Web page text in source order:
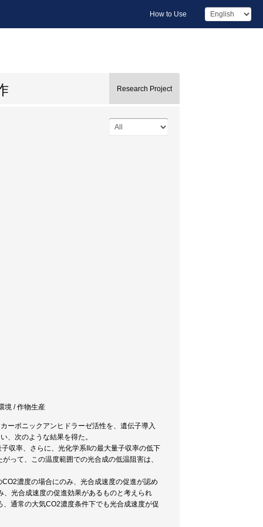
How to Use
Research Project
境 / 作物生産
ーボニックアンヒドラーゼ活性を、遺伝子導入
、次のような結果を得た。
収率、さらに、光化学系IIの最大量子収率の低下
って、この温度範囲での光合成の低温阻害は、
濃度の場合にのみ、光合成速度の促進が認め
光合成速度の促進効果があるものと考えられ
通常の大気CO2濃度条件下でも光合成速度が促